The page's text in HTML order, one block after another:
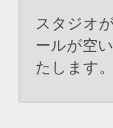
スタジオ
ールが空
たします。